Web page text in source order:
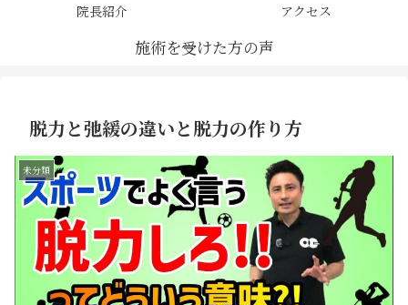
院長紹介
アクセス
脱力と弛緩の違いと脱力の作り方
未分類